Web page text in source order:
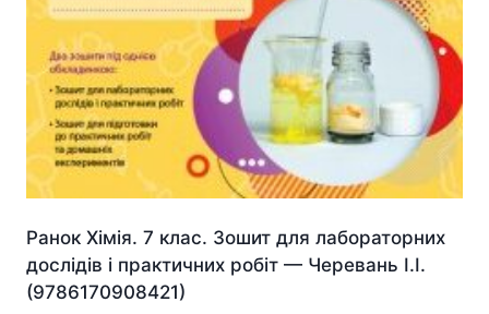
Ранок Хімія. 7 клас. Зошит для лабораторних
дослідів і практичних робіт — Черевань І.І.
(9786170908421)